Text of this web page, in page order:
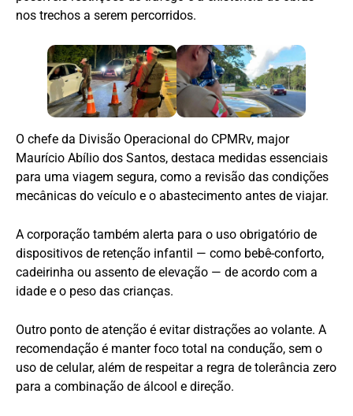
nos trechos a serem percorridos.
O chefe da Divisão Operacional do CPMRv, major
Maurício Abílio dos Santos, destaca medidas essenciais
para uma viagem segura, como a revisão das condições
mecânicas do veículo e o abastecimento antes de viajar.
A corporação também alerta para o uso obrigatório de
dispositivos de retenção infantil — como bebê-conforto,
cadeirinha ou assento de elevação — de acordo com a
idade e o peso das crianças.
Outro ponto de atenção é evitar distrações ao volante. A
recomendação é manter foco total na condução, sem o
uso de celular, além de respeitar a regra de tolerância zero
para a combinação de álcool e direção.